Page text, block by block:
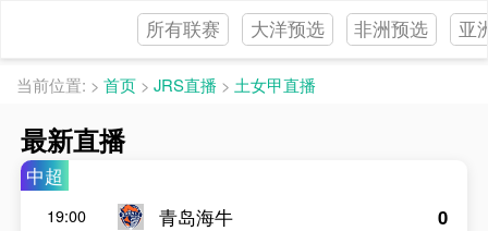
所有联赛 大洋预选 非洲预选 亚
当前位置: > 首页 > JRS直播 > 土女甲直播
最新直播
中超
19:00
青岛海牛
0